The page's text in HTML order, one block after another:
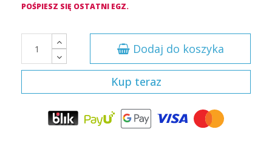
POŚPIESZ SIĘ OSTATNI EGZ.
Dodaj do koszyka
Kup teraz